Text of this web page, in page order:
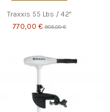
Traxxis 55 Lbs / 42"
770,00 €905,00 €